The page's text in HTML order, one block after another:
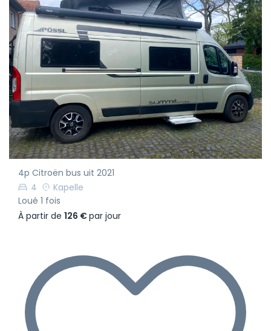
4p Citroën bus uit 2021
4
Kapelle
Loué 1 fois
À partir de 126 €par jour